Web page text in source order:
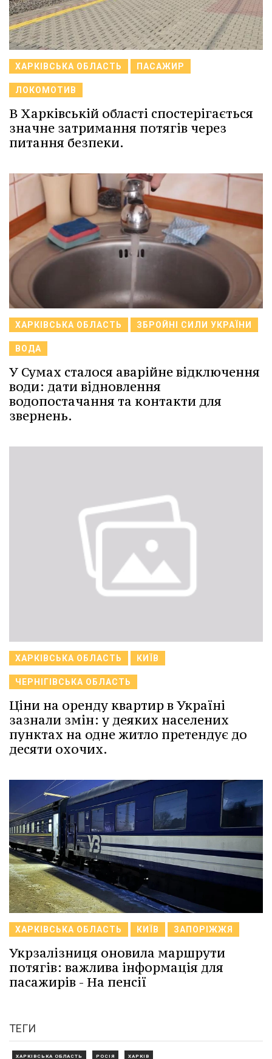
ХАРКІВСЬКА ОБЛАСТЬ ПАСАЖИР
ЛОКОМОТИВ
В Харківській області спостерігається
значне затримання потягів через
питання безпеки.
ХАРКІВСЬКА ОБЛАСТЬ ЗБРОЙНІ СИЛИ УКРАЇНИ
ВОДА
У Сумах сталося аварійне відключення
води: дати відновлення
водопостачання та контакти для
звернень.
ХАРКІВСЬКА ОБЛАСТЬ КИЇВ
ЧЕРНІГІВСЬКА ОБЛАСТЬ
Ціни на оренду квартир в Україні
зазнали змін: у деяких населених
пунктах на одне житло претендує до
десяти охочих.
ХАРКІВСЬКА ОБЛАСТЬ КИЇВ ЗАПОРІЖЖЯ
Укрзалізниця оновила маршрути
потягів: важлива інформація для
пасажирів - На пенсії
ТЕГИ
ХАРКІВСЬКА ОБЛАСТЬ РОСІЯ ХАРКІВ